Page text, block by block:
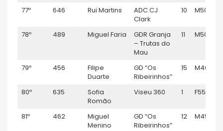
77º
646 Rui Martins
ADC CJ
Clark
10 M50
78º 489 Miguel Faria
GDR Granja
– Trutas do
Mau
11 M50
79º 456
Filipe
Duarte
GD “Os
Ribeirinhos”
15 M40
80º 635
Sofia
Romão
Viseu 360 1 F55
81º 462
Miguel
Menino
GD “Os
Ribeirinhos”
12 M45